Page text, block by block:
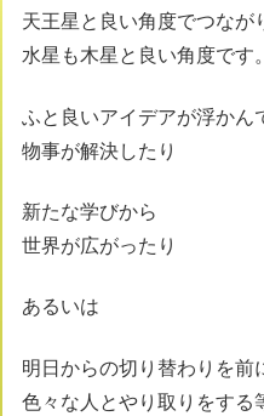
天王星と良い角度でつなが
水星も木星と良い角度です。
ふと良いアイデアが浮かん
物事が解決したり
新たな学びから
世界が広がったり
あるいは
明日からの切り替わりを前
色々な人とやり取りをする